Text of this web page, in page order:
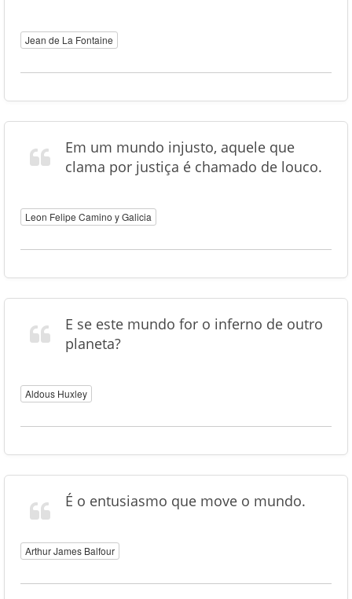
Jean de La Fontaine
Em um mundo injusto, aquele que
clama por justiça é chamado de louco.
Leon Felipe Camino y Galicia
E se este mundo for o inferno de outro
planeta?
Aldous Huxley
É o entusiasmo que move o mundo.
Arthur James Balfour